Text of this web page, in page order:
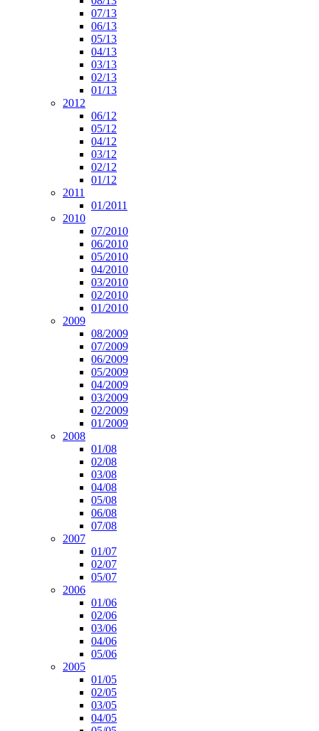
07/13
06/13
05/13
04/13
03/13
02/13
01/13
2012
06/12
05/12
04/12
03/12
02/12
01/12
2011
01/2011
2010
07/2010
06/2010
05/2010
04/2010
03/2010
02/2010
01/2010
2009
08/2009
07/2009
06/2009
05/2009
04/2009
03/2009
02/2009
01/2009
2008
01/08
02/08
03/08
04/08
05/08
06/08
07/08
2007
01/07
02/07
05/07
2006
01/06
02/06
03/06
04/06
05/06
2005
01/05
02/05
03/05
04/05